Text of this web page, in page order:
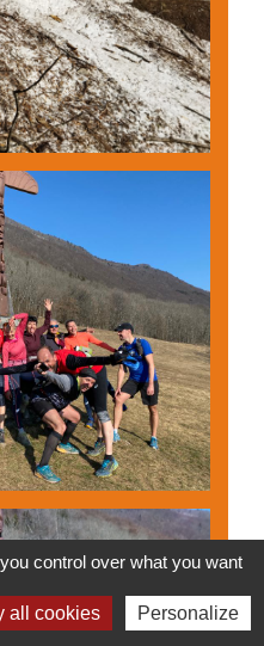
control over what you want
all cookies Personalize